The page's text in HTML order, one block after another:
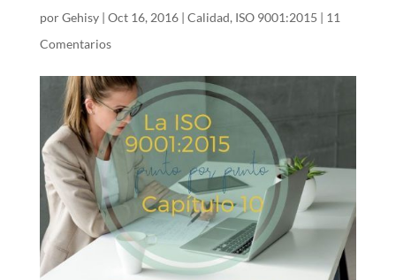
porGehisy| Oct 16, 2016| Calidad, ISO 9001:2015 | 11
Comentarios